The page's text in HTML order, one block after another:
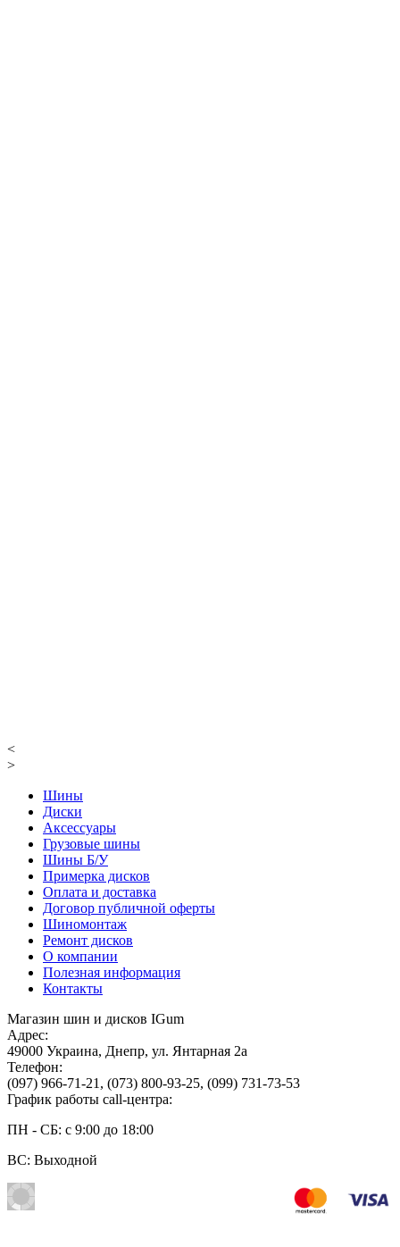
<
>
Шины
Диски
Аксессуары
Грузовые шины
Шины Б/У
Примерка дисков
Оплата и доставка
Договор публичной оферты
Шиномонтаж
Ремонт дисков
О компании
Полезная информация
Контакты
Магазин шин и дисков IGum
Адрес:
49000 Украина, Днепр, ул. Янтарная 2а
Телефон:
(097) 966-71-21 , (073) 800-93-25, (099) 731-73-53
График работы call-центра:
ПН - СБ: с 9:00 до 18:00
ВС: Выходной